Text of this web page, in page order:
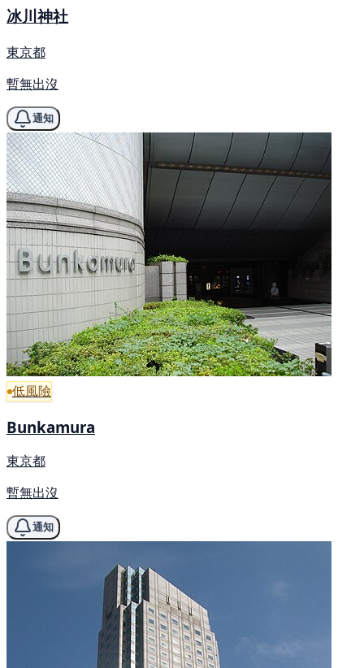
冰川神社
東京都
暫無出沒
通知
低風險
Bunkamura
東京都
暫無出沒
通知